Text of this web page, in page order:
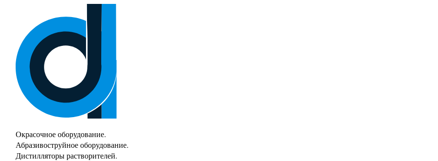
Окрасочное оборудование.
Абразивоструйное оборудование.
Дистилляторы растворителей.